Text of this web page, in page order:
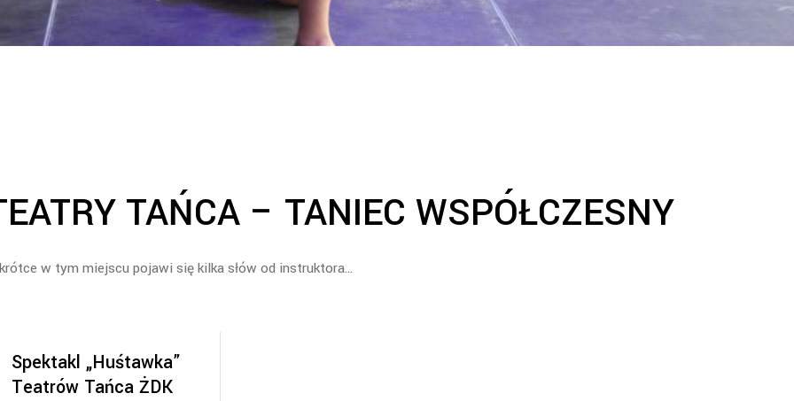
TAŃCA – TANIEC WSPÓŁCZESNY
w tym miejscu pojawi się kilka słów od instruktora…
Spektakl „Huśtawka”
Teatrów Tańca ŻDK